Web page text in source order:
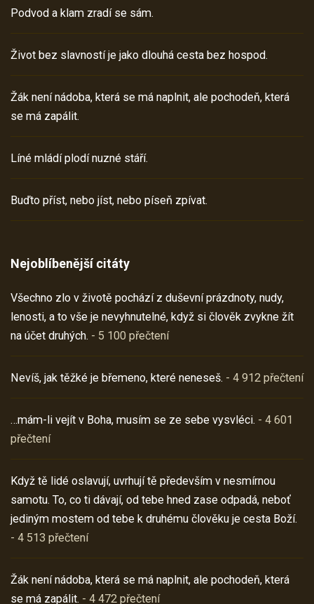
Podvod a klam zradí se sám.
Život bez slavností je jako dlouhá cesta bez hospod.
Žák není nádoba, která se má naplnit, ale pochodeň, která
se má zapálit.
Líné mládí plodí nuzné stáří.
Buďto příst, nebo jíst, nebo píseň zpívat.
Nejoblíbenější citáty
Všechno zlo v životě pochází z duševní prázdnoty, nudy,
lenosti, a to vše je nevyhnutelné, když si člověk zvykne žít
na účet druhých. - 5 100 přečtení
Nevíš, jak těžké je břemeno, které neneseš. - 4 912 přečtení
…mám-li vejít v Boha, musím se ze sebe vysvléci. - 4 601
přečtení
Když tě lidé oslavují, uvrhují tě především v nesmírnou
samotu. To, co ti dávají, od tebe hned zase odpadá, neboť
jediným mostem od tebe k druhému člověku je cesta Boží.
- 4 513 přečtení
Žák není nádoba, která se má naplnit, ale pochodeň, která
se má zapálit. - 4 472 přečtení